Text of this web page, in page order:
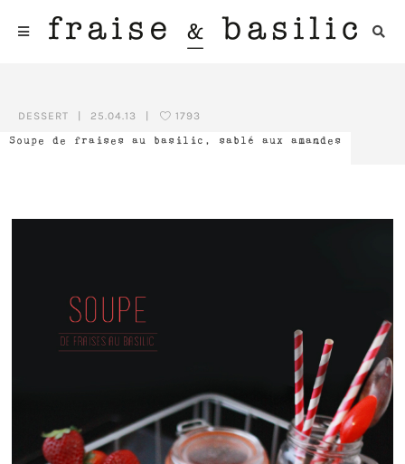
Soupe de fraises au basilic, sablé aux amandes
DESSERT 25.04.13 1793